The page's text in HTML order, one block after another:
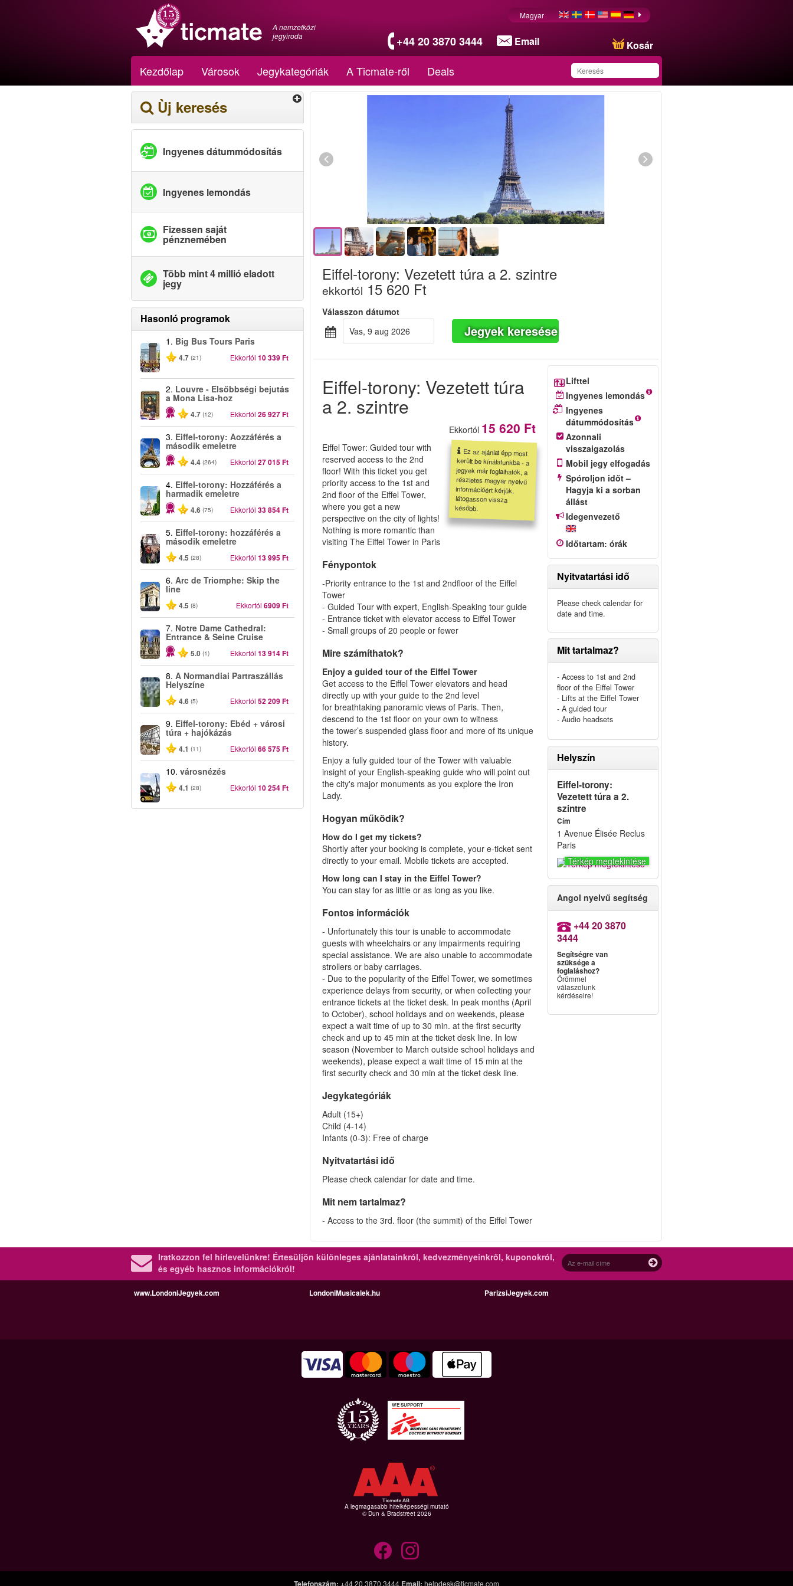
A nemzetközi
jegyiroda
+44 20 3870 3444 Email Kosár
Magyar
Kezdőlap Városok Jegykategóriák A Ticmate-ről Deals
Ùj keresés
Ingyenes dátummódosítás
Ingyenes lemondás
Fizessen saját
pénznemében
Több mint 4 millió eladott
jegy
Hasonló programok
1. Big Bus Tours Paris
4.7 (21) Ekkortól 10 339 Ft
2. Louvre - Elsőbbségi bejutás
a Mona Lisa-hoz
4.7 (12) Ekkortól 26 927 Ft
3. Eiffel-torony: Aozzáférés a
második emeletre
4.4 (264) Ekkortól 27 015 Ft
4. Eiffel-torony: Hozzáférés a
harmadik emeletre
4.6 (75) Ekkortól 33 854 Ft
5. Eiffel-torony: hozzáférés a
második emeletre
4.5 (28) Ekkortól 13 995 Ft
6. Arc de Triomphe: Skip the
line
4.5 (8) Ekkortól 6909 Ft
7. Notre Dame Cathedral:
Entrance & Seine Cruise
5.0 (1) Ekkortól 13 914 Ft
8. A Normandiai Partraszállás
Helyszíne
4.6 (5) Ekkortól 52 209 Ft
9. Eiffel-torony: Ebéd + városi
túra + hajókázás
4.1 (11) Ekkortól 66 575 Ft
10. városnézés
4.1 (28) Ekkortól 10 254 Ft
Eiffel-torony: Vezetett túra a 2. szintre
ekkortól 15 620 Ft
Válasszon dátumot
vas, 9 aug 2026
Jegyek keresése
Eiffel-torony: Vezetett túra
a 2. szintre
Ekkortól 15 620 Ft
Ez az ajánlat épp most
került be kínálatunkba - a
jegyek már foglalhatók, a
részletes magyar nyelvű
információért kérjük,
látogasson vissza
később.
Eiffel Tower: Guided tour with
reserved access to the 2nd
floor! With this ticket you get
priority access to the 1st and
2nd floor of the Eiffel Tower,
where you get a new
perspective on the city of lights!
Nothing is more romantic than
visiting The Eiffel Tower in Paris
Fénypontok
-Priority entrance to the 1st and 2ndfloor of the Eiffel
Tower
- Guided Tour with expert, English-Speaking tour guide
- Entrance ticket with elevator access to Eiffel Tower
- Small groups of 20 people or fewer
Mire számíthatok?
Enjoy a guided tour of the Eiffel Tower
Get access to the Eiffel Tower elevators and head
directly up with your guide to the 2nd level
for breathtaking panoramic views of Paris. Then,
descend to the 1st floor on your own to witness
the tower’s suspended glass floor and more of its unique
history.
Enjoy a fully guided tour of the Tower with valuable
insight of your English-speaking guide who will point out
the city's major monuments as you explore the Iron
Lady.
Hogyan működik?
How do I get my tickets?
Shortly after your booking is complete, your e-ticket sent
directly to your email. Mobile tickets are accepted.
How long can I stay in the Eiffel Tower?
You can stay for as little or as long as you like.
Fontos információk
- Unfortunately this tour is unable to accommodate
guests with wheelchairs or any impairments requiring
special assistance. We are also unable to accommodate
strollers or baby carriages.
- Due to the popularity of the Eiffel Tower, we sometimes
experience delays from security, or when collecting your
entrance tickets at the ticket desk. In peak months (April
to October), school holidays and on weekends, please
expect a wait time of up to 30 min. at the first security
check and up to 45 min at the ticket desk line. In low
season (November to March outside school holidays and
weekends), please expect a wait time of 15 min at the
first security check and 30 min at the ticket desk line.
Jegykategóriák
Adult (15+)
Child (4-14)
Infants (0-3): Free of charge
Nyitvatartási idő
Please check calendar for date and time.
Mit nem tartalmaz?
- Access to the 3rd. floor (the summit) of the Eiffel Tower
Lifttel
Ingyenes lemondás
Ingyenes
dátummódosítás
Azonnali
visszaigazolás
Mobil jegy elfogadás
Spóroljon időt –
Hagyja ki a sorban
állást
Idegenvezető
Időtartam: órák
Nyitvatartási idő
Please check calendar for
date and time.
Mit tartalmaz?
- Access to 1st and 2nd
floor of the Eiffel Tower
- Lifts at the Eiffel Tower
- A guided tour
- Audio headsets
Helyszín
Eiffel-torony:
Vezetett túra a 2.
szintre
Cím
1 Avenue Élisée Reclus
Paris
Térkép megtekintése
Angol nyelvű segítség
+44 20 3870
3444
Segítségre van
szüksége a
foglaláshoz?
Örömmel
válaszolunk
kérdéseire!
Iratkozzon fel hírlevelünkre! Értesüljön különleges ajánlatainkról, kedvezményeinkről, kuponokról,
és egyéb hasznos információkról!
www.LondoniJegyek.com LondoniMusicalek.hu ParizsiJegyek.com
WE SUPPORT
A legmagasabb hitelképességi mutató
© Dun & Bradstreet 2026
Telefonszám: +44 20 3870 3444 Email: helpdesk@ticmate.com